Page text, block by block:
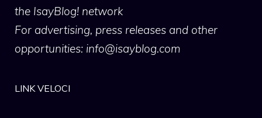
the IsayBlog! network
For advertising, press releases and other
opportunities: info@isayblog.com
LINK VELOCI